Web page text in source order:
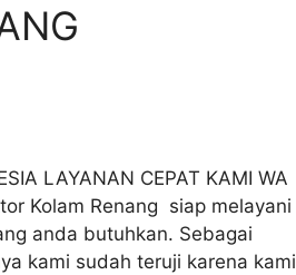
LAYANAN CEPAT KAMI WA
Kolam Renang siap melayani
anda butuhkan. Sebagai
kami sudah teruji karena kami